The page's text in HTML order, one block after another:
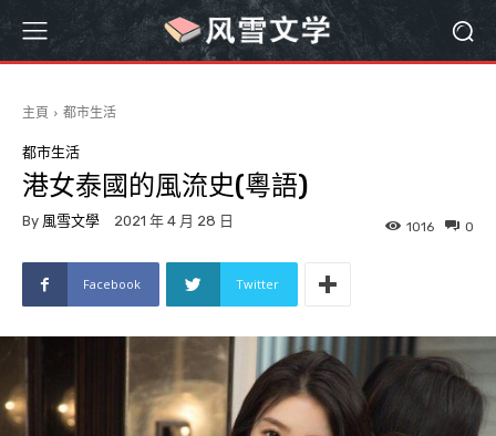
主頁 都市生活
都市生活
港女泰國的風流史(粵語)
By 風雪文學 2021 年 4 月 28 日 0
1016
Facebook Twitter